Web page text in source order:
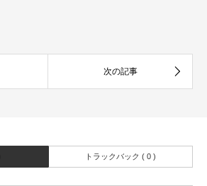
トラックバック ( 0 )